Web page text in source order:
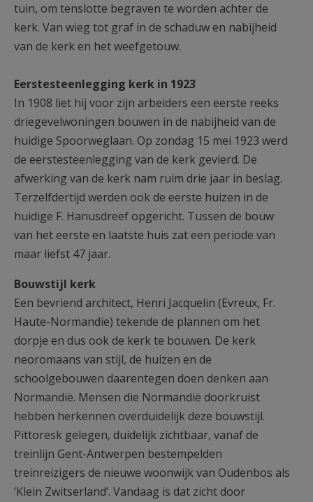
tuin, om tenslotte begraven te worden achter de
kerk. Van wieg tot graf in de schaduw en nabijheid
van de kerk en het weefgetouw.
Eerstesteenlegging kerk in 1923
In 1908 liet hij voor zijn arbeiders een eerste reeks
driegevelwoningen bouwen in de nabijheid van de
huidige Spoorweglaan. Op zondag 15 mei 1923 werd
de eerstesteenlegging van de kerk gevierd. De
afwerking van de kerk nam ruim drie jaar in beslag.
Terzelfdertijd werden ook de eerste huizen in de
huidige F. Hanusdreef opgericht. Tussen de bouw
van het eerste en laatste huis zat een periode van
maar liefst 47 jaar.
Bouwstijl kerk
Een bevriend architect, Henri Jacquelin (Evreux, Fr.
Haute-Normandie) tekende de plannen om het
dorpje en dus ook de kerk te bouwen. De kerk
neoromaans van stijl, de huizen en de
schoolgebouwen daarentegen doen denken aan
Normandië. Mensen die Normandië doorkruist
hebben herkennen overduidelijk deze bouwstijl.
Pittoresk gelegen, duidelijk zichtbaar, vanaf de
treinlijn Gent-Antwerpen bestempelden
treinreizigers de nieuwe woonwijk van Oudenbos als
‘Klein Zwitserland’. Vandaag is dat zicht door